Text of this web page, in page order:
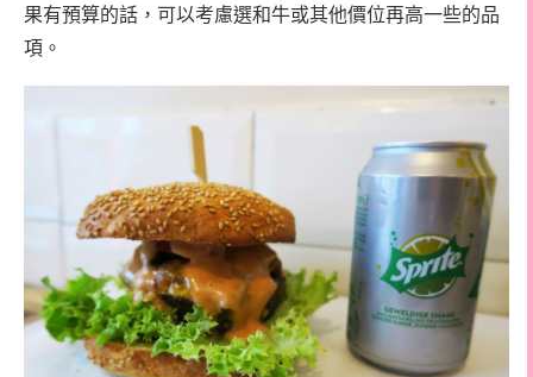
果有預算的話，可以考慮選和牛或其他價位再高一些的品
項。